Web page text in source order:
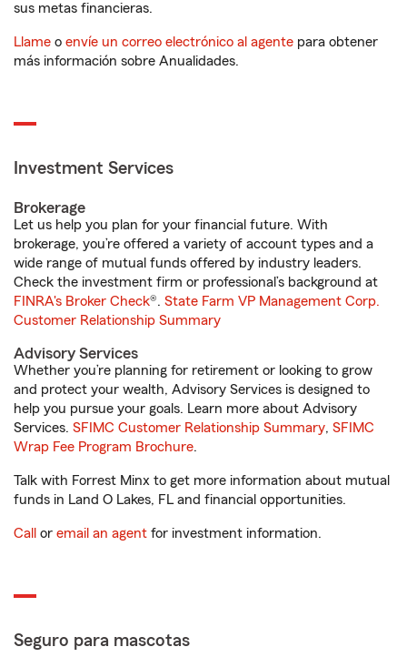
sus metas financieras.
Llame o envíe un correo electrónico al agente para obtener
más información sobre Anualidades.
Investment Services
Brokerage
Let us help you plan for your financial future. With
brokerage, you’re offered a variety of account types and a
wide range of mutual funds offered by industry leaders.
Check the investment firm or professional’s background at
FINRA's Broker Check®. State Farm VP Management Corp.
Customer Relationship Summary
Advisory Services
Whether you’re planning for retirement or looking to grow
and protect your wealth, Advisory Services is designed to
help you pursue your goals. Learn more about Advisory
Services. SFIMC Customer Relationship Summary, SFIMC
Wrap Fee Program Brochure.
Talk with Forrest Minx to get more information about mutual
funds in Land O Lakes, FL and financial opportunities.
Call or email an agent for investment information.
Seguro para mascotas